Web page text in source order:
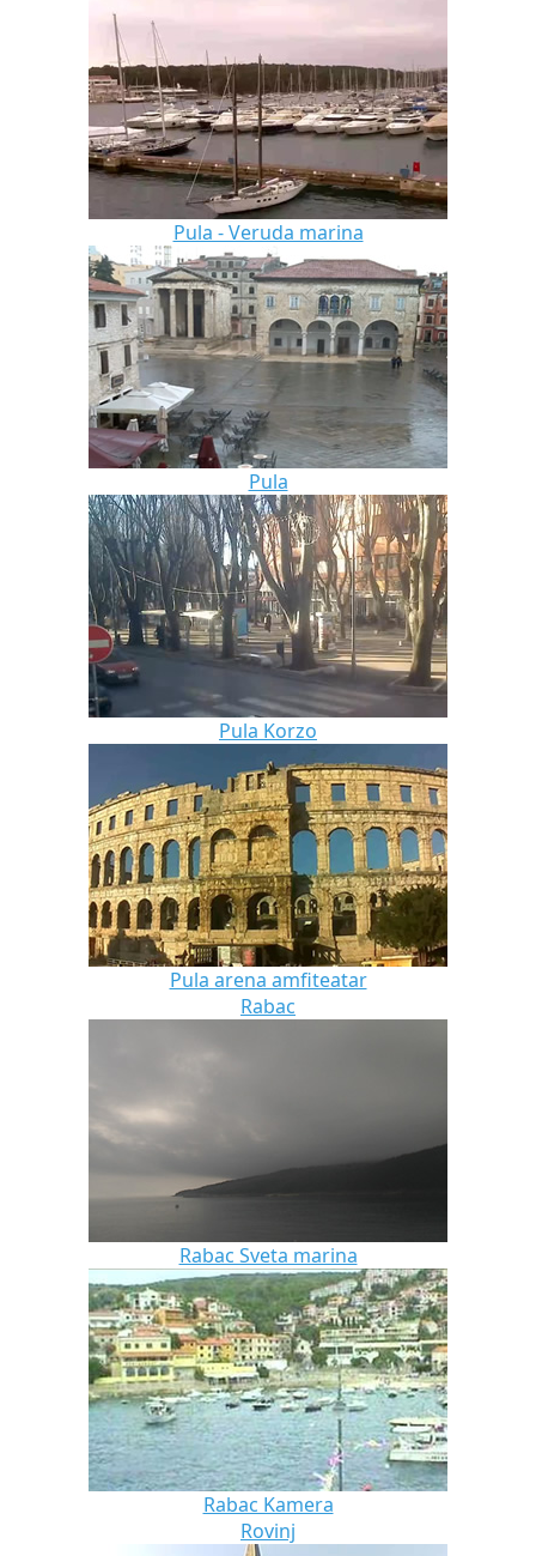
Pula - Veruda marina
Pula
Pula Korzo
Pula arena amfiteatar
Rabac
Rabac Sveta marina
Rabac Kamera
Rovinj